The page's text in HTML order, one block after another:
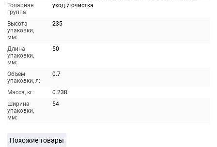
Товарная
группа:
уход и очистка
Высота
упаковки,
мм:
235
Длина
упаковки,
мм:
50
Объем
упаковки, л:
0.7
Масса, кг:
0.238
Ширина
упаковки,
мм:
54
Похожие товары